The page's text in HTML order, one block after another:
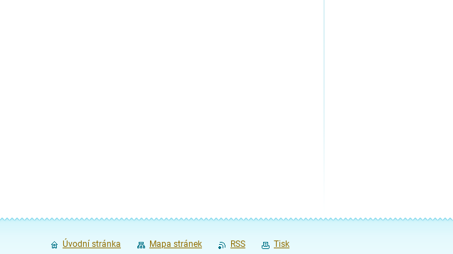
Úvodní stránka Mapa stránek RSS Tisk